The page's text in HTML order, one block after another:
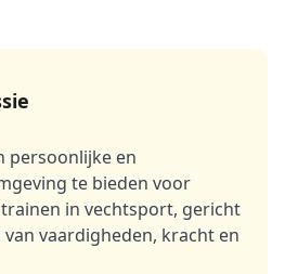
maat gemaakte begeleiding
ontwikkeling. De focus ligt
kracht en conditie
binnen de trainingen
lessen zijn toegankelijk voor
zowel in het Nederlands
persoonlijke en
te bieden voor
in vechtsport, gericht
vaardigheden, kracht en